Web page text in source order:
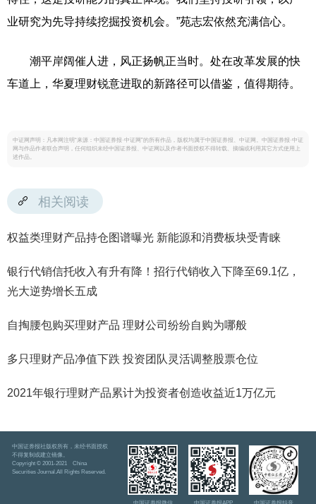
业研究为先导持续挖掘投资机会。”苑志宏依然充满信心。
潮平岸阔催人进，风正扬帆正当时。处在改革发展的快
车道上，华夏理财锐意进取的新路径可以借鉴，值得期待。
中证网声明：凡本网注明“来源：中国证券报·中证网”的所有作品，版权均属于中国证券报、中证网。中国证券报·中证
网与作品作者联合声明，任何组织未经中国证券报、中证网以及作者书面授权不得转载、摘编或利用其它方式使用上
述作品。
相关阅读
权益类理财产品持仓图谱曝光 新能源和消费板块受青睐
银行代销信托收入有升有降！招行代销收入下降至69.1亿，
光大逆势增长五成
自掏腰包购买理财产品 理财公司纷纷自购为哪般
多只理财产品净值下跌 投资团队灵活调整股票仓位
2021年银行理财产品累计为投资者创造收益近1万亿元
中国证券报社版权所有，未经书面授权
不得复制或建立镜像。
Copyright © 2001-2021 China
Securities Journal.All Rights Reserved.
中国证券报微信 中国证券报APP 中国证券报抖音